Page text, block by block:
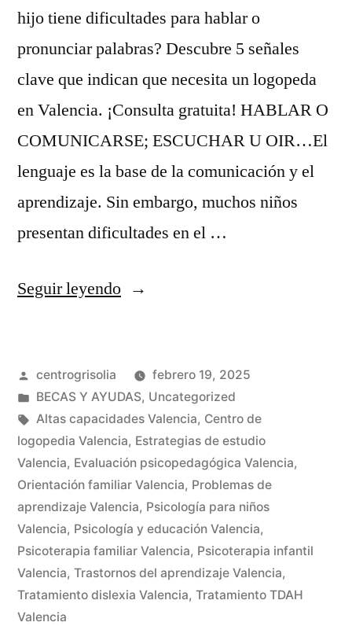
hijo tiene dificultades para hablar o
pronunciar palabras? Descubre 5 señales
clave que indican que necesita un logopeda
en Valencia. ¡Consulta gratuita! HABLAR O
COMUNICARSE; ESCUCHAR U OIR…El
lenguaje es la base de la comunicación y el
aprendizaje. Sin embargo, muchos niños
presentan dificultades en el …
Seguir leyendo
centrogrisolia
febrero 19, 2025
BECAS Y AYUDAS, Uncategorized
Altas capacidades Valencia, Centro de
logopedia Valencia, Estrategias de estudio
Valencia, Evaluación psicopedagógica Valencia,
Orientación familiar Valencia, Problemas de
aprendizaje Valencia, Psicología para niños
Valencia, Psicología y educación Valencia,
Psicoterapia familiar Valencia, Psicoterapia infantil
Valencia, Trastornos del aprendizaje Valencia,
Tratamiento dislexia Valencia, Tratamiento TDAH
Valencia